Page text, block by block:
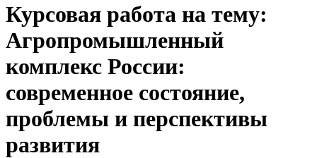
Курсовая работа на тему:
Агропромышленный
комплекс России:
современное состояние,
проблемы и перспективы
развития